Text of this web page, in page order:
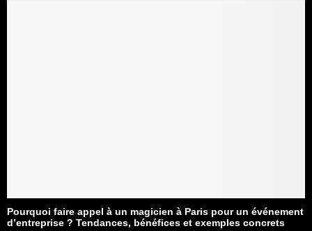
Pourquoi faire appel à un magicien à Paris pour un événement
d’entreprise ? Tendances, bénéfices et exemples concrets